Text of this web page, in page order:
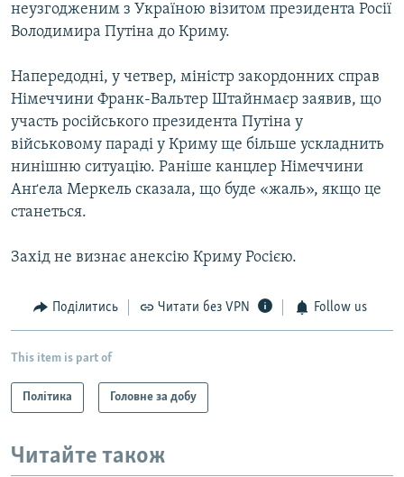
неузгодженим з Україною візитом президента Росії
Володимира Путіна до Криму.
Напередодні, у четвер, міністр закордонних справ
Німеччини Франк-Вальтер Штайнмаєр заявив, що
участь російського президента Путіна у
військовому параді у Криму ще більше ускладнить
нинішню ситуацію. Раніше канцлер Німеччини
Анґела Меркель сказала, що буде «жаль», якщо це
станеться.
Захід не визнає анексію Криму Росією.
Поділитись Читати без VPN Follow us
This item is part of
Політика Головне за добу
Читайте також